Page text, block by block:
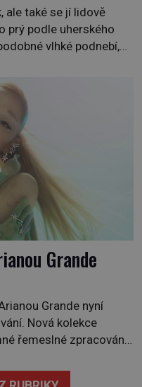
ale také se jí lidově
prý podle uherského
vlhké podnebí,
bílé, nahoře někdy
Grande
Grande nyní
Nová kolekce
řemeslné zpracování
rafinovaně.